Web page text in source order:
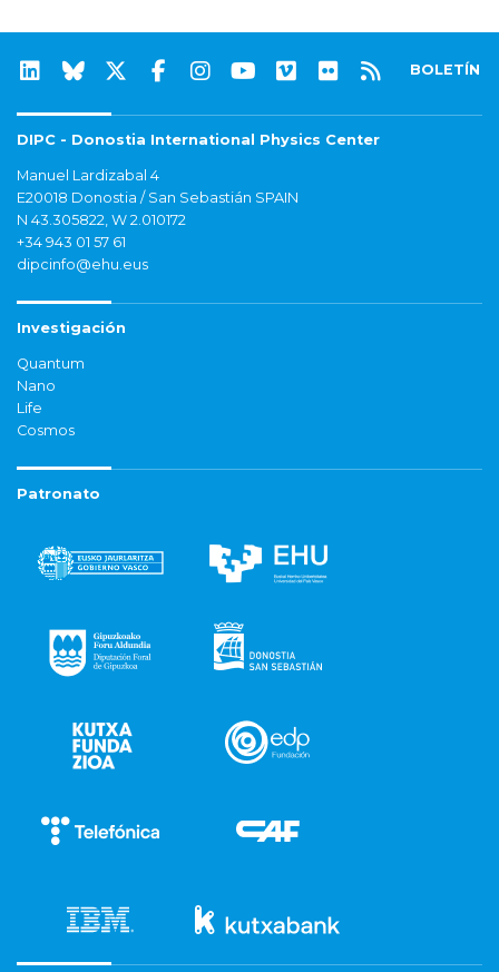
BOLETÍN
DIPC - Donostia International Physics Center
Manuel Lardizabal 4
E20018 Donostia / San Sebastián SPAIN
N 43.305822, W 2.010172
+34 943 01 57 61
dipcinfo@ehu.eus
Investigación
Quantum
Nano
Life
Cosmos
Patronato